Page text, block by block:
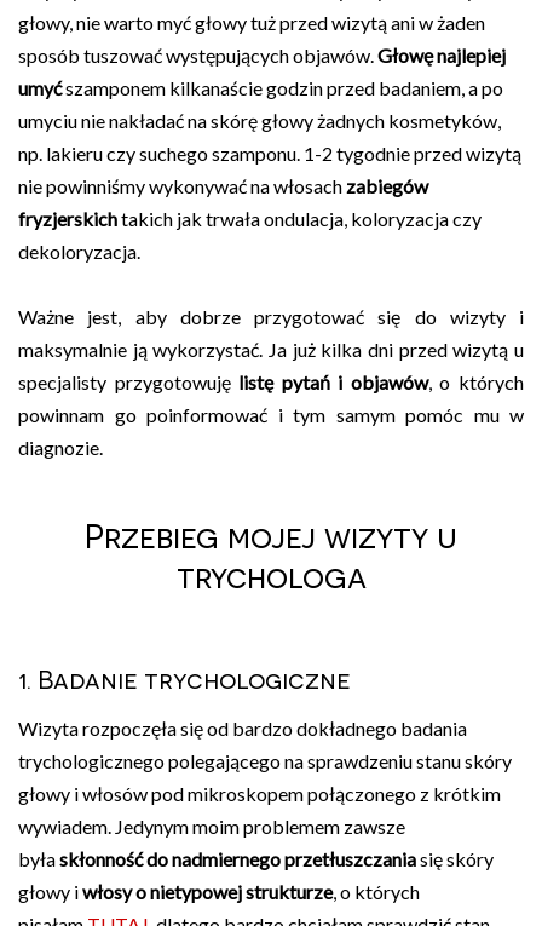
głowy, nie warto myć głowy tuż przed wizytą ani w żaden
sposób tuszować występujących objawów.Głowę najlepiej
umyćszamponem kilkanaście godzin przed badaniem, a po
umyciu nie nakładać na skórę głowy żadnych kosmetyków,
np. lakieru czy suchego szamponu. 1-2 tygodnie przed wizytą
nie powinniśmy wykonywać na włosach zabiegów
fryzjerskichtakich jak trwała ondulacja, koloryzacja czy
dekoloryzacja.
Ważne jest, aby dobrze przygotować się do wizyty i
maksymalnie ją wykorzystać. Ja już kilka dni przed wizytą u
specjalisty przygotowuję listę pytań i objawów, o których
powinnam go poinformować i tym samym pomóc mu w
diagnozie.
Przebieg mojej wizyty u
trychologa
1. Badanie trychologiczne
Wizyta rozpoczęła się od bardzo dokładnego badania
trychologicznego polegającego na sprawdzeniu stanu skóry
głowy i włosów pod mikroskopem połączonego z krótkim
wywiadem. Jedynym moim problemem zawsze
byłaskłonność do nadmiernego przetłuszczaniasię skóry
głowy iwłosy o nietypowej strukturze, o których